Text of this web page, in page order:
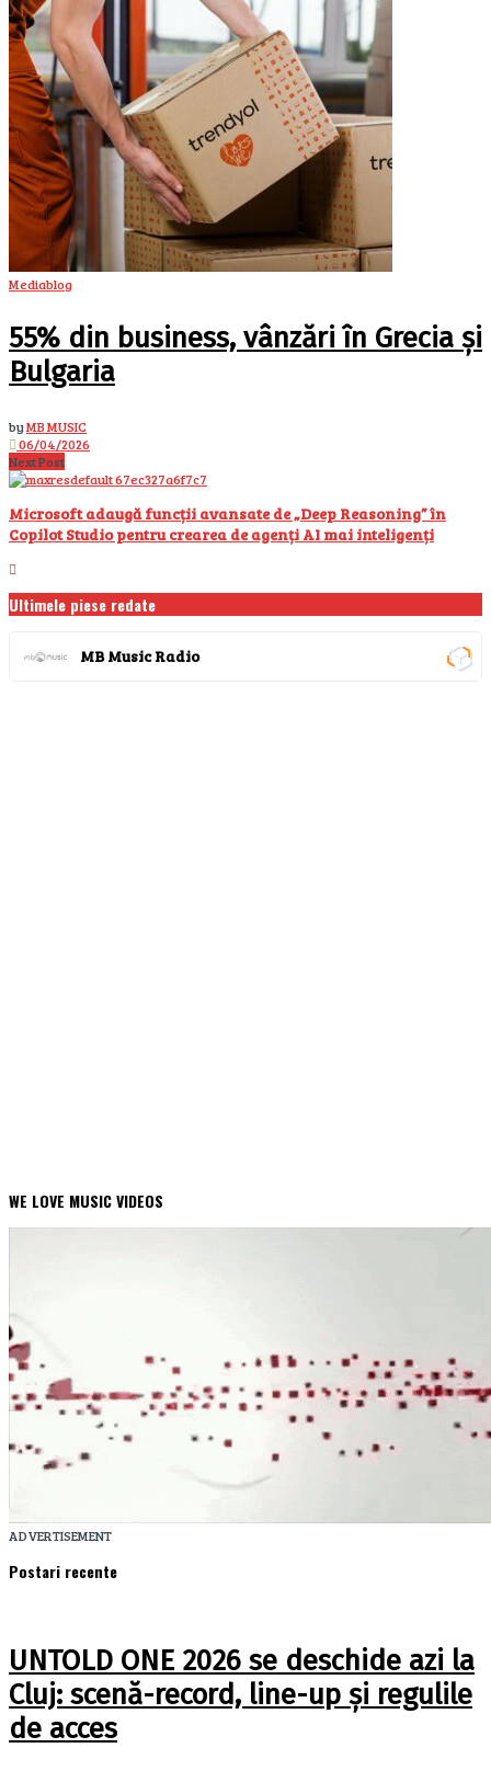
Mediablog
55% din business, vânzări în Grecia și
Bulgaria
byMB MUSIC
06/04/2026
Next Post
Microsoft adaugă funcții avansate de „Deep Reasoning” în
Copilot Studio pentru crearea de agenți AI mai inteligenți
Ultimele piese redate
MB Music Radio
WE LOVE MUSIC VIDEOS
ADVERTISEMENT
Postari recente
UNTOLD ONE 2026 se deschide azi la
Cluj: scenă-record, line-up și regulile
de acces